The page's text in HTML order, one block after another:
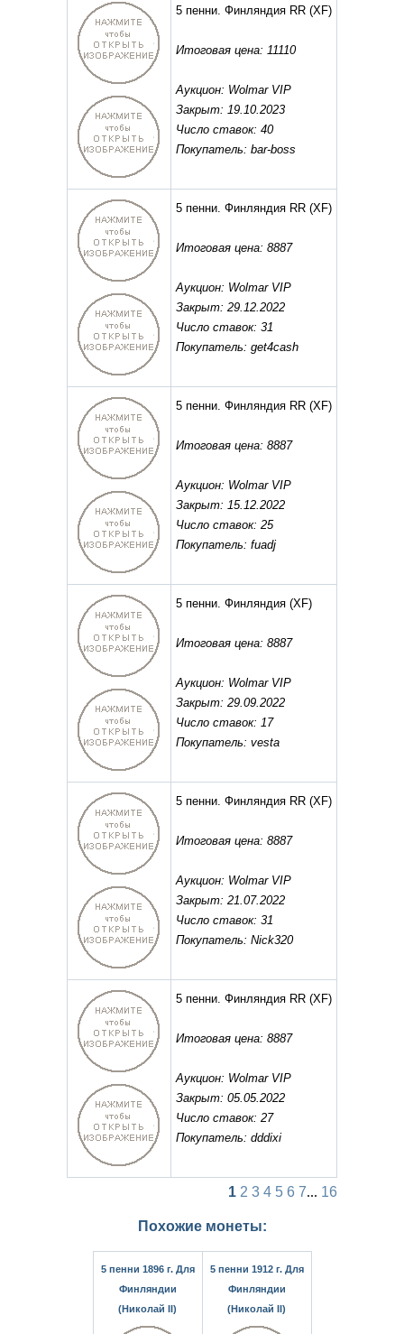
5 пенни. Финляндия RR (XF)
Итоговая цена: 11110
Аукцион: Wolmar VIP
Закрыт: 19.10.2023
Число ставок: 40
Покупатель: bar-boss
5 пенни. Финляндия RR (XF)
Итоговая цена: 8887
Аукцион: Wolmar VIP
Закрыт: 29.12.2022
Число ставок: 31
Покупатель: get4cash
5 пенни. Финляндия RR (XF)
Итоговая цена: 8887
Аукцион: Wolmar VIP
Закрыт: 15.12.2022
Число ставок: 25
Покупатель: fuadj
5 пенни. Финляндия (XF)
Итоговая цена: 8887
Аукцион: Wolmar VIP
Закрыт: 29.09.2022
Число ставок: 17
Покупатель: vesta
5 пенни. Финляндия RR (XF)
Итоговая цена: 8887
Аукцион: Wolmar VIP
Закрыт: 21.07.2022
Число ставок: 31
Покупатель: Nick320
5 пенни. Финляндия RR (XF)
Итоговая цена: 8887
Аукцион: Wolmar VIP
Закрыт: 05.05.2022
Число ставок: 27
Покупатель: dddixi
1 2 3 4 5 6 7... 16
Похожие монеты:
5 пенни 1896 г. Для
Финляндии
(Николай II)
5 пенни 1912 г. Для
Финляндии
(Николай II)